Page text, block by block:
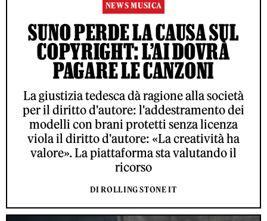
NEWS MUSICA
SUNO PERDE LA CAUSA SUL
COPYRIGHT: L’AI DOVRÀ
PAGARE LE CANZONI
La giustizia tedesca dà ragione alla società
per il diritto d'autore: l'addestramento dei
modelli con brani protetti senza licenza
viola il diritto d'autore: «La creatività ha
valore». La piattaforma sta valutando il
ricorso
DI ROLLING STONE IT